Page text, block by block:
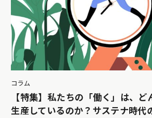
コラム
【特集】私たちの「働く」は、ど
生産しているのか？サステナ時代